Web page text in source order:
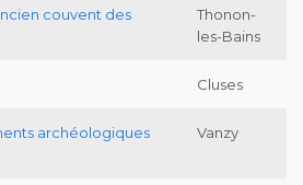
couvent des
Thonon-
les-Bains
Cluses
archéologiques
Vanzy